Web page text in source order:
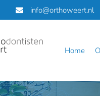
info@orthoweert.nl
home